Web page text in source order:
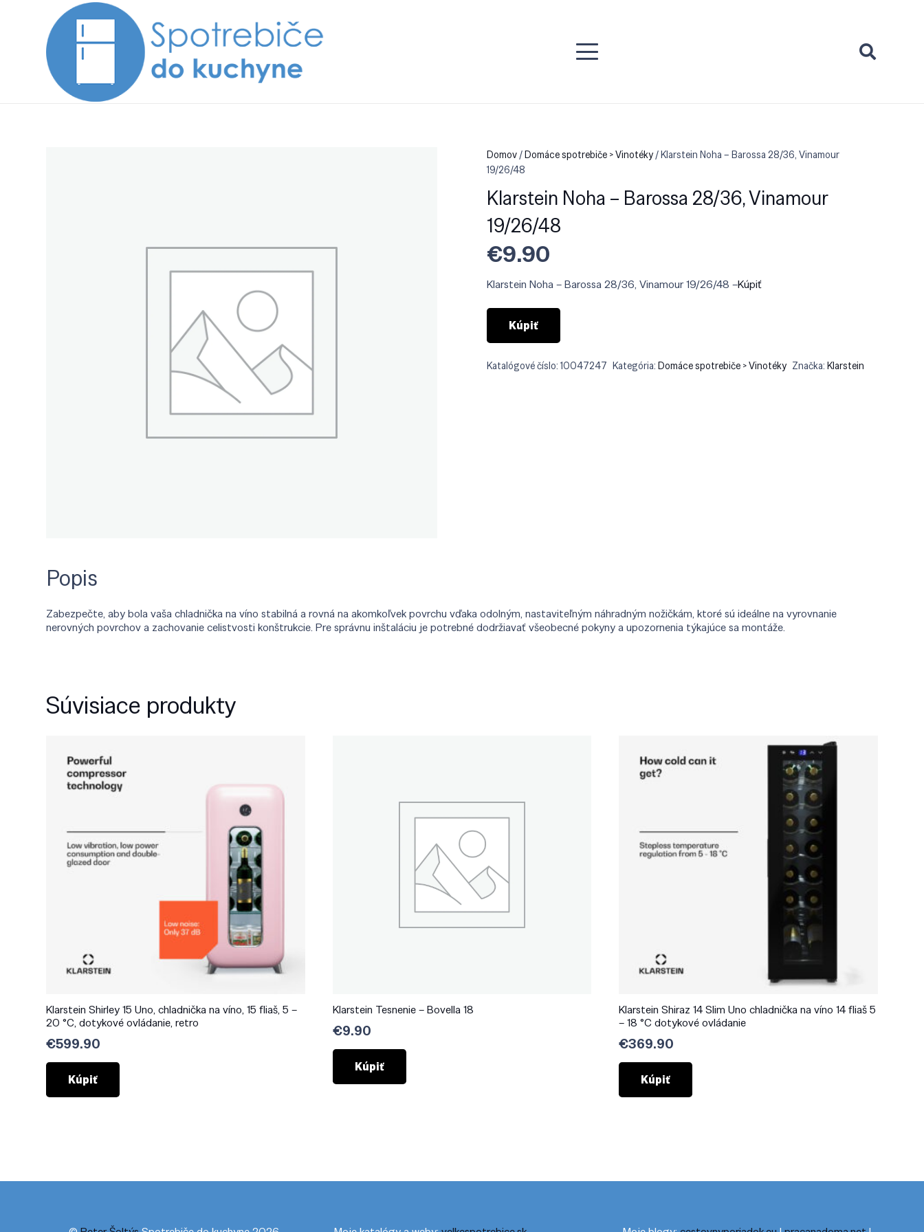
Domov/Domáce spotrebiče > Vinotéky/ Klarstein Noha – Barossa 28/36, Vinamour
19/26/48
Klarstein Noha – Barossa 28/36, Vinamour
19/26/48
€9.90
Klarstein Noha – Barossa 28/36, Vinamour 19/26/48 –Kúpiť
Kúpiť
Katalógové číslo:10047247 Kategória:Domáce spotrebiče > Vinotéky Značka: Klarstein
Popis
Zabezpečte, aby bola vaša chladnička na víno stabilná a rovná na akomkoľvek povrchu vďaka odolným, nastaviteľným náhradným nožičkám, ktoré sú ideálne na vyrovnanie
nerovných povrchov a zachovanie celistvosti konštrukcie. Pre správnu inštaláciu je potrebné dodržiavať všeobecné pokyny a upozornenia týkajúce sa montáže.
Súvisiace produkty
Klarstein Shirley 15 Uno, chladnička na víno, 15 fliaš, 5 –
20 °C, dotykové ovládanie, retro
€599.90
Kúpiť
Klarstein Tesnenie – Bovella 18
€9.90
Kúpiť
Klarstein Shiraz 14 Slim Uno chladnička na víno 14 fliaš 5
– 18 °C dotykové ovládanie
€369.90
Kúpiť